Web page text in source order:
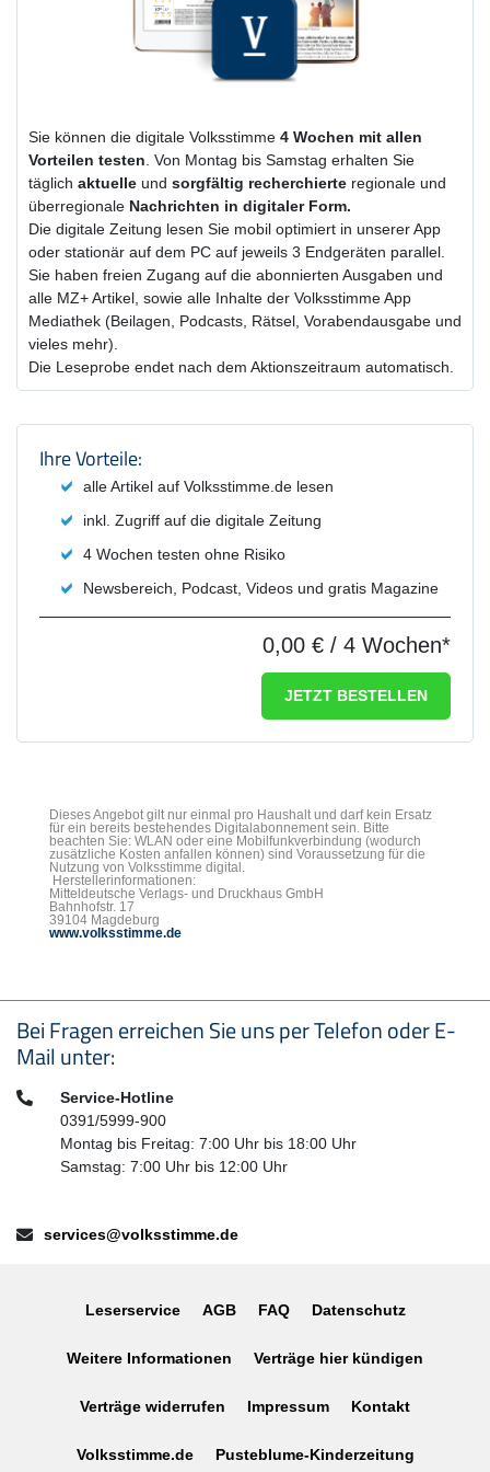
Sie können die digitale Volksstimme 4 Wochen mit allen
Vorteilen testen . Von Montag bis Samstag erhalten Sie
täglich aktuelle und sorgfältig recherchierte regionale und
überregionale Nachrichten in digitaler Form.
Die digitale Zeitung lesen Sie mobil optimiert in unserer App
oder stationär auf dem PC auf jeweils 3 Endgeräten parallel.
Sie haben freien Zugang auf die abonnierten Ausgaben und
alle MZ+ Artikel, sowie alle Inhalte der Volksstimme App
Mediathek (Beilagen, Podcasts, Rätsel, Vorabendausgabe und
vieles mehr).
Die Leseprobe endet nach dem Aktionszeitraum automatisch.
Produktzusammenfassung und
Ihre Vorteile:
alle Artikel auf Volksstimme.de lesen
inkl. Zugriff auf die digitale Zeitung
4 Wochen testen ohne Risiko
Newsbereich, Podcast, Videos und gratis Magazine
0,00 € / 4 Wochen*
JETZT BESTELLEN
Dieses Angebot gilt nur einmal pro Haushalt und darf kein Ersatz
für ein bereits bestehendes Digitalabonnement sein. Bitte
beachten Sie: WLAN oder eine Mobilfunkverbindung (wodurch
zusätzliche Kosten anfallen können) sind Voraussetzung für die
Nutzung von Volksstimme digital.
Herstellerinformationen:
Mitteldeutsche Verlags- und Druckhaus GmbH
Bahnhofstr. 17
39104 Magdeburg
www.volksstimme.de
Seitenfußbereich
Bei Fragen erreichen Sie uns per Telefon oder E-
Mail unter:
Telefon:Service-Hotline
0391/5999-900
Montag bis Freitag: 7:00 Uhr bis 18:00 Uhr
Samstag: 7:00 Uhr bis 12:00 Uhr
E-Mail:services@volksstimme.de
Leserservice AGB FAQ Datenschutz
Weitere Informationen Verträge hier kündigen
Verträge widerrufen Impressum Kontakt
Volksstimme.de Pusteblume-Kinderzeitung